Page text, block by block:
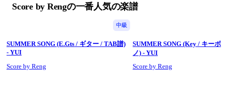
Score by Rengの一番人気の楽譜
中級
SUMMER SONG (E.Gts / ギター / TAB譜)
- YUI
Score by Reng
SUMMER SONG (Key / キーボ
ノ) - YUI
Score by Reng